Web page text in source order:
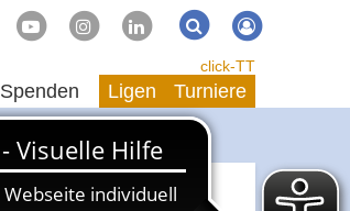
Suche Suchen
Spenden
click-TT
Ligen Turniere